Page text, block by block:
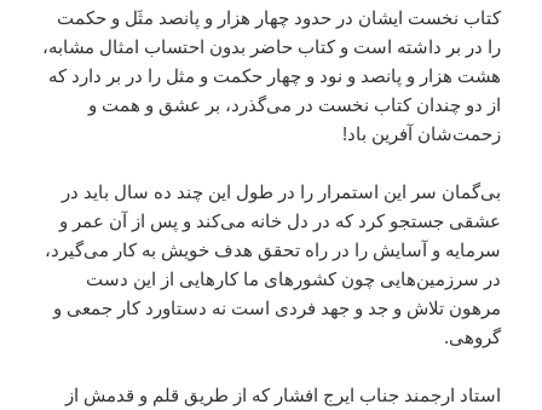
کتاب نخست ایشان در حدود چهار هزار و پانصد مثَل و حکمت
را در بر داشته است و کتاب حاضر بدون احتساب امثال مشابه،
هشت هزار و پانصد و نود و چهار حکمت و مثل را در بر دارد که
از دو چندان کتاب نخست در می‌گذرد، بر عشق و همت و
زحمت‌شان آفرین باد!
بی‌گمان سر این استمرار را در طول این چند ده سال باید در
عشقی جستجو کرد که در دل خانه می‌کند و پس از آن عمر و
سرمایه و آسایش را در راه تحقق هدف خویش به کار می‌گیرد،
در سرزمین‌هایی چون کشورهای ما کارهایی از این دست
مرهون تلاش و جد و جهد فردی است نه دستاورد کار جمعی و
گروهی.
استاد ارجمند جناب ایرج افشار که از طریق قلم و قدمش از